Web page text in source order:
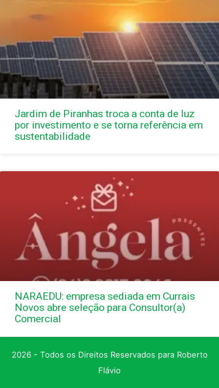
Jardim de Piranhas troca a conta de luz
por investimento e se torna referência em
sustentabilidade
NARAEDU: empresa sediada em Currais
Novos abre seleção para Consultor(a)
Comercial
2026 - Todos os Direitos Reservados para Roberto
Flávio